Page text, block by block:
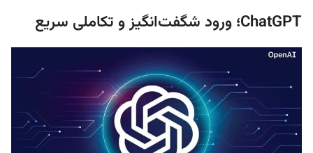
ChatGPT؛ ورود شگفت‌انگیز و تکاملی سریع